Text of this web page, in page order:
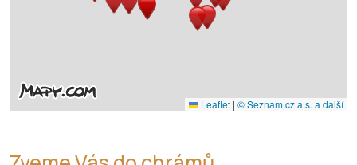
Leaflet | © Seznam.cz a.s. a další